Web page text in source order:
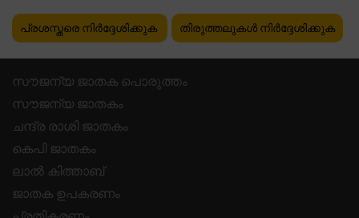
പ്രശസ്തരെ നിർദ്ദേശിക്കുക തിരുത്തലുകൾ നിർദ്ദേശിക്കുക
സൗജന്യ ജാതക പൊരുത്തം
സൗജന്യ ജാതകം
ചന്ദ്ര രാശി ജാതകം
കെപി ജാതകം
ലാൽ കിത്താബ്
ജാതക ഉപകരണം